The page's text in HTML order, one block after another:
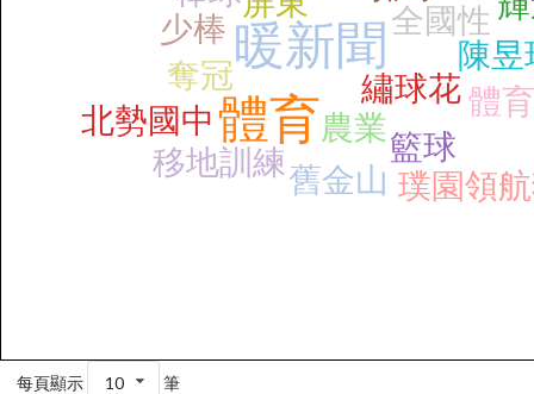
暖新聞
體育農業
繡球花
籃球
移地訓練
體
全國性
奪冠
陳昱
舊金山
北勢國中
璞園領
少棒
每頁顯示 10 筆